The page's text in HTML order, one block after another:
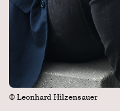
© Leonhard Hilzensauer